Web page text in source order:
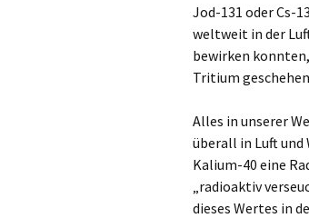
Jod-131 oder Cs-
weltweit in der
bewirken
Tritium
Alles in unserer
überall in Luft und
Kalium-40 eine
„radioaktiv
dieses Wertes in